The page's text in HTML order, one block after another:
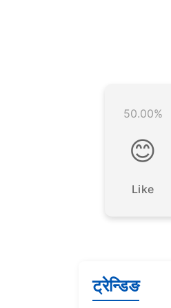
50.00%
😊
Like
ट्रेन्डिङ